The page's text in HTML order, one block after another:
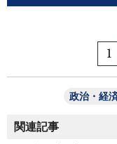
1
政治・経
関連記事